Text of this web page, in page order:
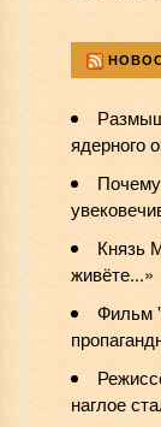
ядерного
Князь
живёте...»
Фильм
наглое